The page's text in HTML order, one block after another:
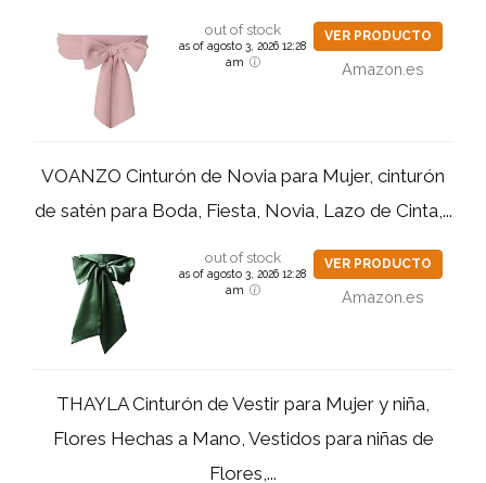
out of stock
as of agosto 3, 2026 12:28
am
VER PRODUCTO
Amazon.es
VOANZO Cinturón de Novia para Mujer, cinturón
de satén para Boda, Fiesta, Novia, Lazo de Cinta,...
out of stock
as of agosto 3, 2026 12:28
am
VER PRODUCTO
Amazon.es
THAYLA Cinturón de Vestir para Mujer y niña,
Flores Hechas a Mano, Vestidos para niñas de
Flores,...